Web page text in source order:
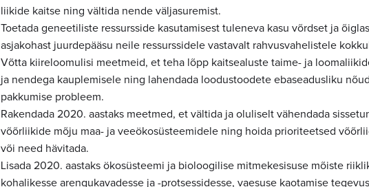
liikide kaitse ning vältida nende väljasuremist.
Toetada geneetiliste ressursside kasutamisest tuleneva kasu võrdset ja
asjakohast juurdepääsu neile ressurssidele vastavalt rahvusvahelistele
Võtta kiireloomulisi meetmeid, et teha lõpp kaitsealuste taime- ja
ja nendega kauplemisele ning lahendada loodustoodete ebaseadusliku
pakkumise probleem.
Rakendada 2020. aastaks meetmed, et vältida ja oluliselt vähendada
võõrliikide mõju maa- ja veeökosüsteemidele ning hoida prioriteetsed
või need hävitada.
Lisada 2020. aastaks ökosüsteemi ja bioloogilise mitmekesisuse mõiste
kohalikesse arengukavadesse ja -protsessidesse, vaesuse kaotamise